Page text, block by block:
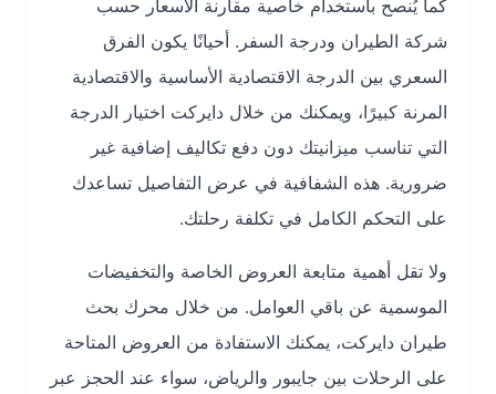
كما يُنصح باستخدام خاصية مقارنة الأسعار حسب
شركة الطيران ودرجة السفر. أحيانًا يكون الفرق
السعري بين الدرجة الاقتصادية الأساسية والاقتصادية
المرنة كبيرًا، ويمكنك من خلال دايركت اختيار الدرجة
التي تناسب ميزانيتك دون دفع تكاليف إضافية غير
ضرورية. هذه الشفافية في عرض التفاصيل تساعدك
على التحكم الكامل في تكلفة رحلتك.
ولا تقل أهمية متابعة العروض الخاصة والتخفيضات
الموسمية عن باقي العوامل. من خلال محرك بحث
طيران دايركت، يمكنك الاستفادة من العروض المتاحة
على الرحلات بين جايبور والرياض، سواء عند الحجز عبر